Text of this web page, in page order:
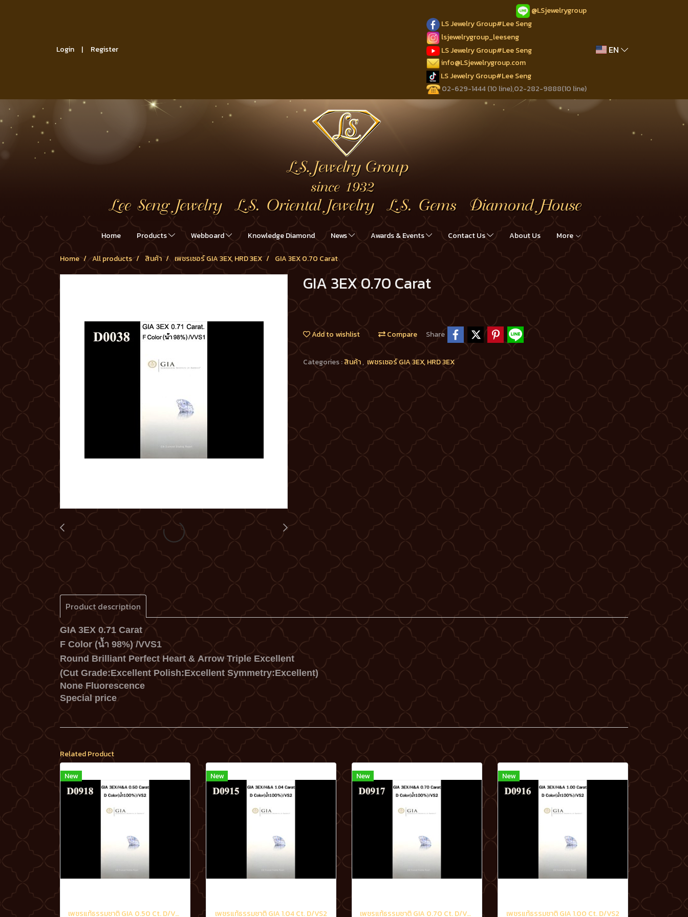
Login Register
@LSjewelrygroup
LS Jewelry Group#Lee Seng
lsjewelrygroup_leeseng
LS Jewelry Group#Lee Seng
info@LSjewelrygroup.com
LS Jewelry Group#Lee Seng
02-629-1444 (10 line),02-282-9888(10 line)
EN
Home Products Webboard Knowledge Diamond News Awards & Events Contact Us About Us More
Home All products สินค้า เพชรเซอร์ GIA 3EX, HRD 3EX GIA 3EX 0.70 Carat
GIA 3EX 0.70 Carat
Add to wishlist Compare Share
Categories :สินค้า, เพชรเซอร์ GIA 3EX, HRD 3EX
Product description
GIA 3EX 0.71 Carat
F Color (น้ำ 98%) /VVS1
Round Brilliant Perfect Heart & Arrow Triple Excellent
(Cut Grade:Excellent Polish:Excellent Symmetry:Excellent)
None Fluorescence
Special price
Related Product
New
เพชรแท้ธรรมชาติ GIA 0.50 Ct. D/VS2
New
เพชรแท้ธรรมชาติ GIA 1.04 Ct. D/VS2
New
เพชรแท้ธรรมชาติ GIA 0.70 Ct. D/VS2
New
เพชรแท้ธรรมชาติ GIA 1.00 Ct. D/VS2